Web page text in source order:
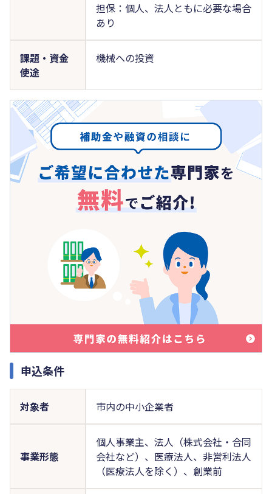
担保：個人、法人ともに必要な場合
あり
課題・資金
使途
機械への投資
申込条件
対象者 市内の中小企業者
事業形態
個人事業主、法人（株式会社・合同
会社など）、医療法人、非営利法人
（医療法人を除く）、創業前